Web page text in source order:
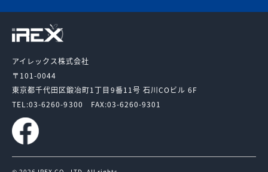
アイレックス株式会社
〒101-0044
東京都千代田区鍛冶町1丁目9番11号 石川COビル 6F
TEL:03-6260-9300 FAX:03-6260-9301